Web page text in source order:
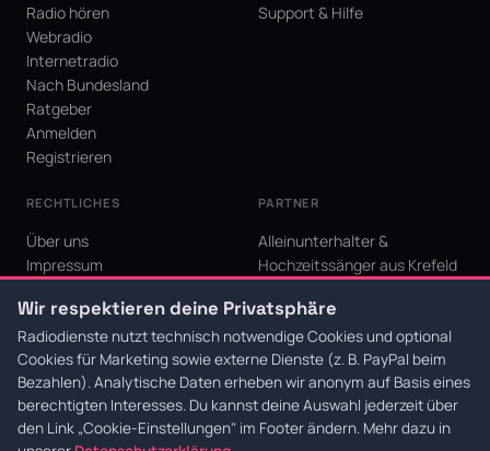
Radio hören
Webradio
Internetradio
Nach Bundesland
Ratgeber
Anmelden
Registrieren
Support & Hilfe
RECHTLICHES
Über uns
Impressum
AGB
Cookie-Einstellungen
PARTNER
Alleinunterhalter &
Hochzeitssänger aus Krefeld
Krefeld für den Niederrhein
© 2026 Radiodienste. Alle Rechte vorbehalten.·Datenschutz·AGB·
Wir respektieren deine Privatsphäre
Radiodienste nutzt technisch notwendige Cookies und optional
Cookies für Marketing sowie externe Dienste (z. B. PayPal beim
Bezahlen). Analytische Daten erheben wir anonym auf Basis eines
berechtigten Interesses. Du kannst deine Auswahl jederzeit über
den Link „Cookie-Einstellungen" im Footer ändern. Mehr dazu in